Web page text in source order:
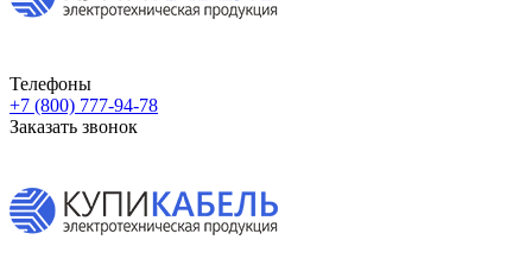
Телефоны
+7 (800) 777-94-78
Заказать звонок